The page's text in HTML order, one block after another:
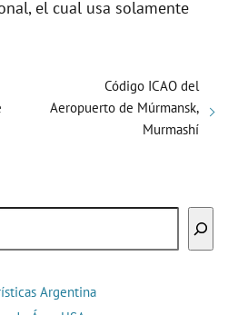
el cual usa solamente
Código ICAO del
Aeropuerto de Múrmansk,
Murmashí
Argentina